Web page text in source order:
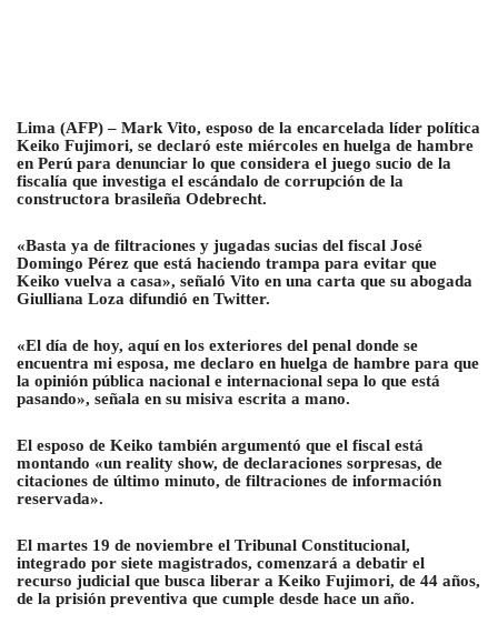
Lima (AFP) – Mark Vito, esposo de la encarcelada líder política
Keiko Fujimori, se declaró este miércoles en huelga de hambre
en Perú para denunciar lo que considera el juego sucio de la
fiscalía que investiga el escándalo de corrupción de la
constructora brasileña Odebrecht.
«Basta ya de filtraciones y jugadas sucias del fiscal José
Domingo Pérez que está haciendo trampa para evitar que
Keiko vuelva a casa», señaló Vito en una carta que su abogada
Giulliana Loza difundió en Twitter.
«El día de hoy, aquí en los exteriores del penal donde se
encuentra mi esposa, me declaro en huelga de hambre para que
la opinión pública nacional e internacional sepa lo que está
pasando», señala en su misiva escrita a mano.
El esposo de Keiko también argumentó que el fiscal está
montando «un reality show, de declaraciones sorpresas, de
citaciones de último minuto, de filtraciones de información
reservada».
El martes 19 de noviembre el Tribunal Constitucional,
integrado por siete magistrados, comenzará a debatir el
recurso judicial que busca liberar a Keiko Fujimori, de 44 años,
de la prisión preventiva que cumple desde hace un año.